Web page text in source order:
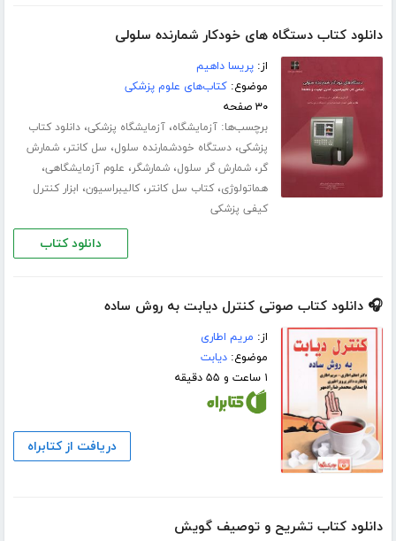
دانلود کتاب دستگاه های خودکار شمارنده سلولی
از:پریسا داهیم
موضوع:کتاب‌های علوم پزشکی
۳۰ صفحه
برچسب‌ها:آزمایشگاه،آزمایشگاه پزشکی،دانلود کتاب
پزشکی،دستگاه خودشمارنده سلول، سل کانتر،شمارش
گر،شمارش گر سلول،شمارشگر، علوم آزمایشگاهی،
هماتولوژی،کتاب سل کانتر،کالیبراسیون، ابزار کنترل
کیفی پزشکی
دانلود کتاب
🎧 دانلود کتاب صوتی کنترل دیابت به روش ساده
از: مریم اطاری
موضوع:دیابت
۱ ساعت و ۵۵ دقیقه
دریافت از کتابراه
دانلود کتاب تشریح و توصیف گویش